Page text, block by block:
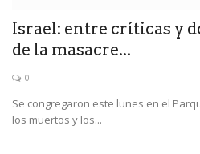
Israel: entre críticas y
de la masacre...
0
Se congregaron este lunes en el
los muertos y los...